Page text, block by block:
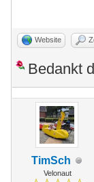
Website
Bedankt
TimSch
Velonaut